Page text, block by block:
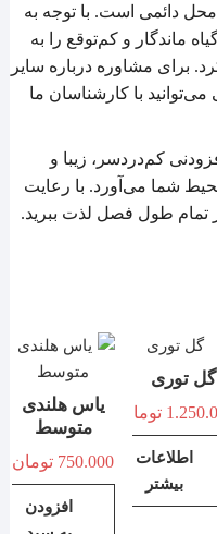
محل دائمی است. با توجه به
ماندگار و کم‌توقع را به
برای مشاوره درباره سایر
می‌توانید با کارشناسان ما
کم‌دردسر، زیبا و
شما می‌آورد. با رعایت
تمام طول فصل لذت ببرید.
گل توری
تومان
اطلاعات
بیشتر
یاس هلندی
متوسط
750.000 تومان
افزودن